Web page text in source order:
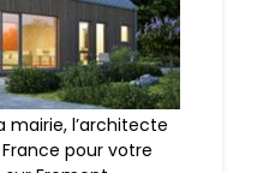
mairie, l’architecte
pour votre